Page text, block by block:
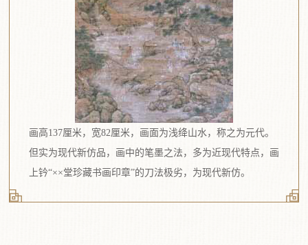
画高137厘米，宽82厘米，画面为浅绛山水，称之为元代。
但实为现代新仿品，画中的笔墨之法，多为近现代特点，画
上钤“××堂珍藏书画印章”的刀法极劣，为现代新仿。